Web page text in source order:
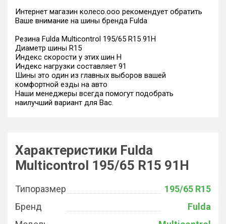
Интернет магазин колесо.ооо рекомендует обратить
Ваше внимание на шины бренда Fulda
Резина Fulda Multicontrol 195/65 R15 91H
Диаметр шины R15
Индекс скорости у этих шин H
Индекс нагрузки составляет 91
Шины это один из главных выборов вашей
комфортной езды на авто
Наши менеджеры всегда помогут подобрать
наилучший вариант для Вас.
Характеристики Fulda
Multicontrol 195/65 R15 91H
Типоразмер
195/65 R15
Бренд
Fulda